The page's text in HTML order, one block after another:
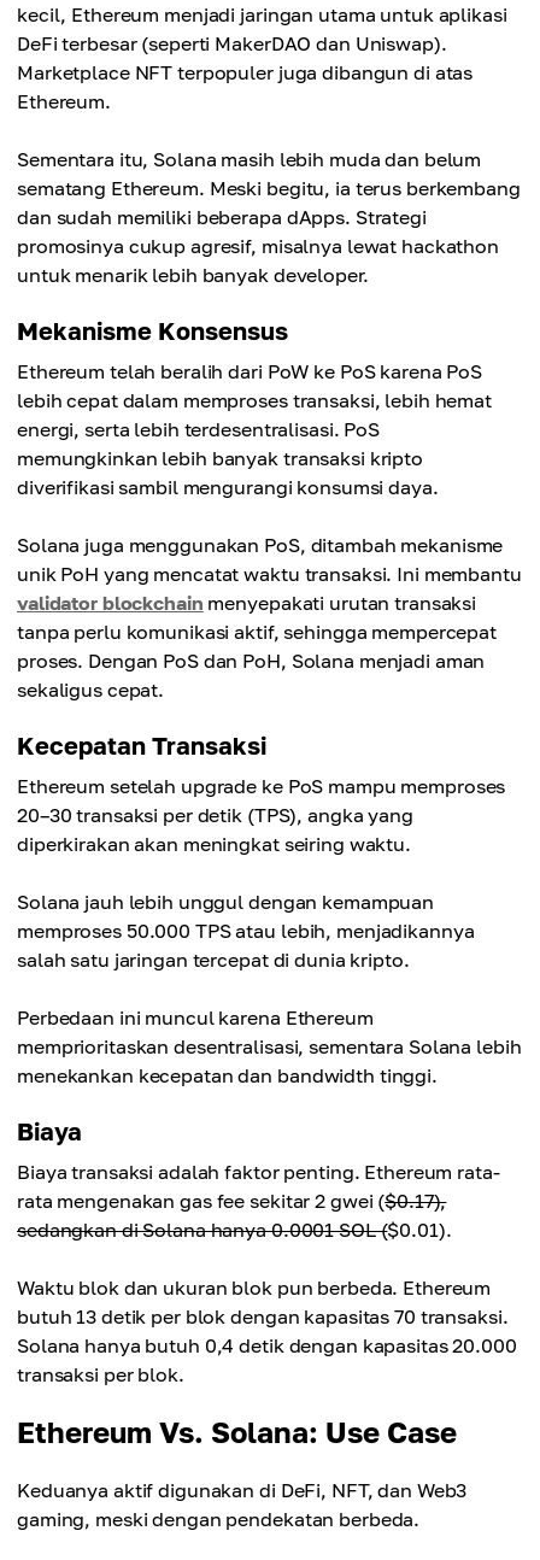
kecil, Ethereum menjadi jaringan utama untuk aplikasi
DeFi terbesar (seperti MakerDAO dan Uniswap).
Marketplace NFT terpopuler juga dibangun di atas
Ethereum.
Sementara itu, Solana masih lebih muda dan belum
sematang Ethereum. Meski begitu, ia terus berkembang
dan sudah memiliki beberapa dApps. Strategi
promosinya cukup agresif, misalnya lewat hackathon
untuk menarik lebih banyak developer.
Mekanisme Konsensus
Ethereum telah beralih dari PoW ke PoS karena PoS
lebih cepat dalam memproses transaksi, lebih hemat
energi, serta lebih terdesentralisasi. PoS
memungkinkan lebih banyak transaksi kripto
diverifikasi sambil mengurangi konsumsi daya.
Solana juga menggunakan PoS, ditambah mekanisme
unik PoH yang mencatat waktu transaksi. Ini membantu
validator blockchain menyepakati urutan transaksi
tanpa perlu komunikasi aktif, sehingga mempercepat
proses. Dengan PoS dan PoH, Solana menjadi aman
sekaligus cepat.
Kecepatan Transaksi
Ethereum setelah upgrade ke PoS mampu memproses
20–30 transaksi per detik (TPS), angka yang
diperkirakan akan meningkat seiring waktu.
Solana jauh lebih unggul dengan kemampuan
memproses 50.000 TPS atau lebih, menjadikannya
salah satu jaringan tercepat di dunia kripto.
Perbedaan ini muncul karena Ethereum
memprioritaskan desentralisasi, sementara Solana lebih
menekankan kecepatan dan bandwidth tinggi.
Biaya
Biaya transaksi adalah faktor penting. Ethereum rata-
rata mengenakan gas fee sekitar 2 gwei ($0.17),
sedangkan di Solana hanya 0.0001 SOL ($0.01).
Waktu blok dan ukuran blok pun berbeda. Ethereum
butuh 13 detik per blok dengan kapasitas 70 transaksi.
Solana hanya butuh 0,4 detik dengan kapasitas 20.000
transaksi per blok.
Ethereum Vs. Solana: Use Case
Keduanya aktif digunakan di DeFi, NFT, dan Web3
gaming, meski dengan pendekatan berbeda.